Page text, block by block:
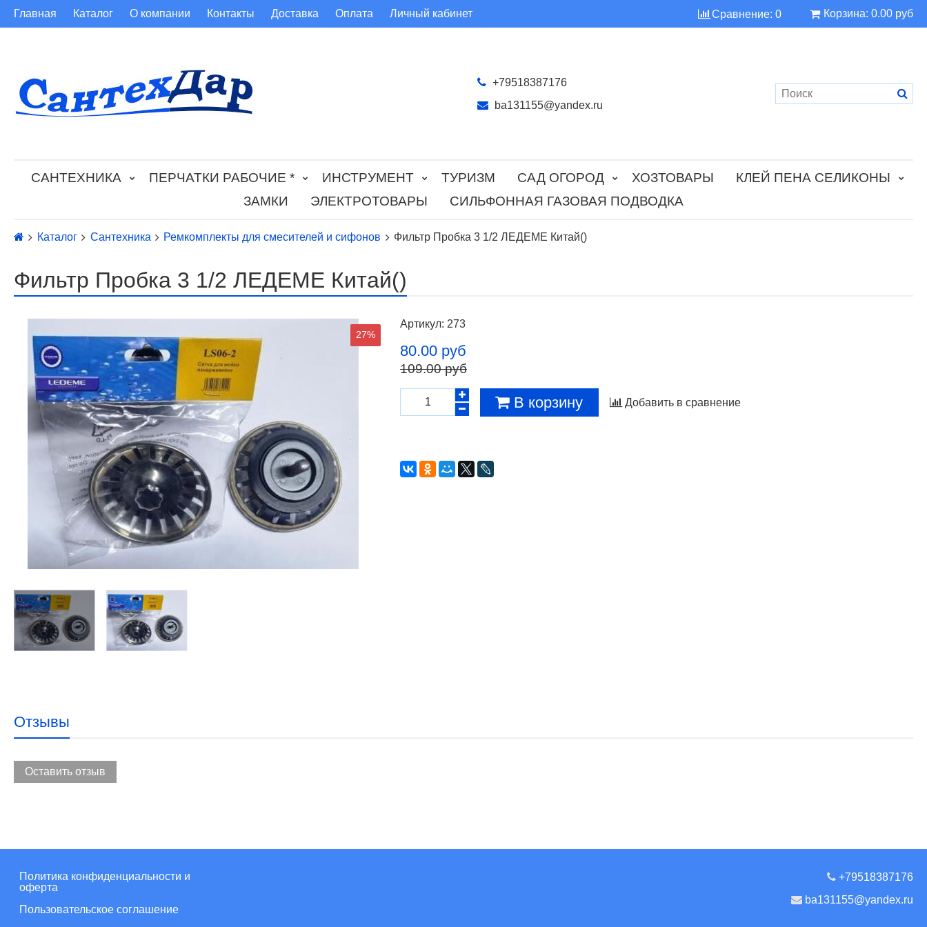
Главная Каталог О компании Контакты Доставка Оплата Личный кабинет Сравнение: 0 Корзина: 0.00 руб
+79518387176
ba131155@yandex.ru
САНТЕХНИКА ПЕРЧАТКИ РАБОЧИЕ * ИНСТРУМЕНТ ТУРИЗМ САД ОГОРОД ХОЗТОВАРЫ
КЛЕЙ ПЕНА СЕЛИКОНЫ
ЗАМКИ
ЭЛЕКТРОТОВАРЫ СИЛЬФОННАЯ ГАЗОВАЯ ПОДВОДКА
Каталог Сантехника Ремкомплекты для смесителей и сифонов Фильтр Пробка 3 1/2 ЛЕДЕМЕ Китай()
Фильтр Пробка 3 1/2 ЛЕДЕМЕ Китай()
27%
Артикул: 273
80.00 руб
109.00 руб
В корзину Добавить в сравнение
Отзывы
Оставить отзыв
Политика конфиденциальности и
оферта
Пользовательское соглашение
+79518387176
ba131155@yandex.ru